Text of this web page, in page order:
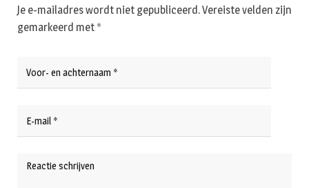
Je e-mailadres wordt niet gepubliceerd.Vereiste velden zijn
gemarkeerd met *